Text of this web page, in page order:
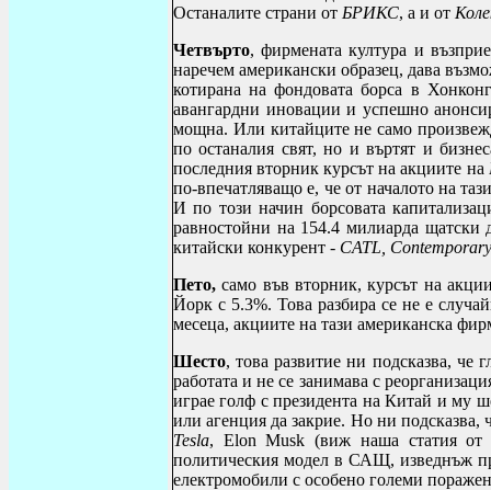
Останалите страни от БРИКС, а и от
Четвърто, фирмената култура и
наречем американски образец, дава
котирана на фондовата борса в
авангардни иновации и успешно
мощна. Или китайците не само
по останалия свят, но и въртят и
последния вторник курсът на акциите на
по-впечатляващо е, че от началото на
И по този начин борсовата
равностойни на 154.4 милиарда щатски
китайски конкурент - CATL Contemporary
Пето, само във вторник, курсът на
Йорк с 5.3%. Това разбира се не е
месеца, акциите на тази американска
Шесто, това развитие ни подсказва, че
работата и не се занимава с
играе голф с президента на Китай и му
или агенция да закрие. Но ни подсказва,
Tesla, Elon Musk (виж наша статия
политическия модел в САЩ, изведнъж
електромобили с особено големи